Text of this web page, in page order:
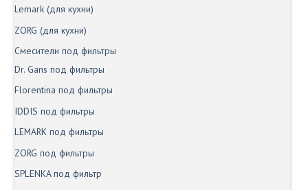
Lemark (для кухни)
ZORG (для кухни)
Смесители под фильтры
Dr. Gans под фильтры
Florentina под фильтры
IDDIS под фильтры
LEMARK под фильтры
ZORG под фильтры
SPLENKA под фильтр